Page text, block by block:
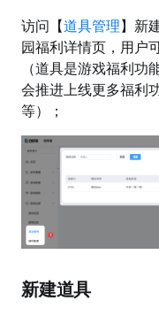
访问【道具管理】新
园福利详情页，用户
（道具是游戏福利
会推进上线更多福利
等）；
新建道具